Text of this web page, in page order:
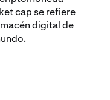
cap se refiere
digital de